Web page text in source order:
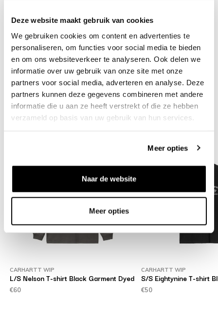
Deze website maakt gebruik van cookies
We gebruiken cookies om content en advertenties te
personaliseren, om functies voor social media te bieden
en om ons websiteverkeer te analyseren. Ook delen we
informatie over uw gebruik van onze site met onze
partners voor social media, adverteren en analyse. Deze
partners kunnen deze gegevens combineren met andere
informatie die u aan ze heeft verstrekt of die ze hebben
verzameld op basis van uw gebruik van hun services.
Meer opties
Naar de website
Meer opties
Need help?We're glad to help
info@bruut.nl Whatsapp
About this product
Shipment and returns
Related products
CARHARTT WIP
L/S Nelson T-shirt Black Garment Dyed
€60
CARHARTT WIP
S/S Eightynine T-shirt
€50